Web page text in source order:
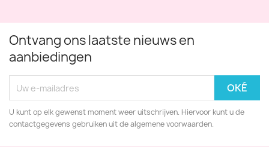
Ontvang ons laatste nieuws en
aanbiedingen
U kunt op elk gewenst moment weer uitschrijven. Hiervoor kunt u de
contactgegevens gebruiken uit de algemene voorwaarden.